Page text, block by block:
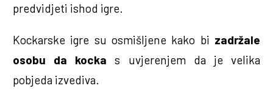
predvidjeti ishod igre.
Kockarske igre su osmišljene kako bi zadržale
osobu da kocka s uvjerenjem da je velika
pobjeda izvediva.